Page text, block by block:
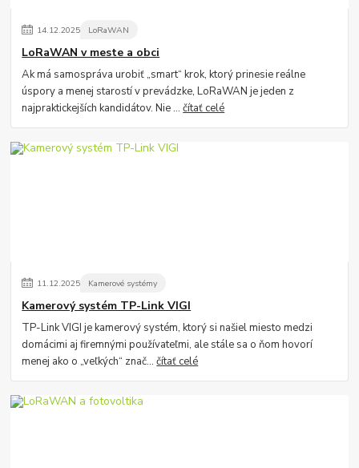
14.12.2025 LoRaWAN
LoRaWAN v meste a obci
Ak má samospráva urobiť „smart“ krok, ktorý prinesie reálne
úspory a menej starostí v prevádzke, LoRaWAN je jeden z
najpraktickejších kandidátov. Nie ...čítať celé
11.12.2025 Kamerové systémy
Kamerový systém TP-Link VIGI
TP-Link VIGI je kamerový systém, ktorý si našiel miesto medzi
domácimi aj firemnými používateľmi, ale stále sa o ňom hovorí
menej ako o „veľkých“ znač...čítať celé